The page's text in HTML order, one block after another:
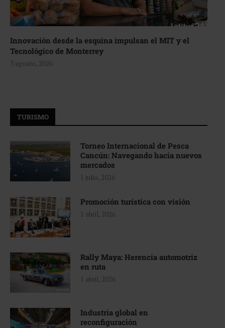
Innovación desde la esquina impulsan el MIT y el
Tecnológico de Monterrey
3 agosto, 2026
TURISMO
Torneo Internacional de Pesca
Cancún: Navegando hacia nuevos
mercados
1 julio, 2026
Promoción turística con visión
1 abril, 2026
Rally Maya: Herencia automotriz
en ruta
1 abril, 2026
Industria global en
reconfiguración